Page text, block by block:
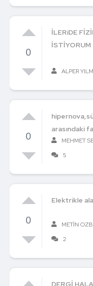
0
İLERiDE
İSTİYORUM
ALPER
0
arasındaki
MEHMET
5
0
Elektrikle
METIN
2
DERGİ